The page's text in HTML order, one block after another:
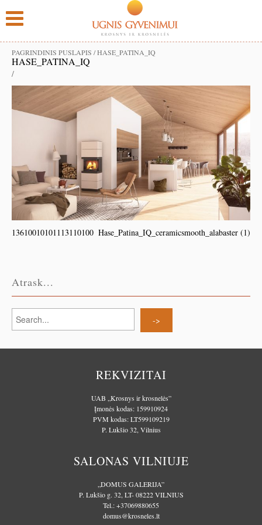
PAGRINDINIS PUSLAPIS /HASE_PATINA_IQ
HASE_PATINA_IQ
/
13610010101113110100 Hase_Patina_IQ_ceramicsmooth_alabaster (1)
Atrask...
REKVIZITAI
UAB „Krosnys ir krosnelės”
Įmonės kodas: 159910924
PVM kodas: LT599109219
P. Lukšio 32, Vilnius
SALONAS VILNIUJE
„DOMUS GALERIJA”
P. Lukšio g. 32, LT- 08222 VILNIUS
Tel.:+37069880655
domus@krosneles.lt